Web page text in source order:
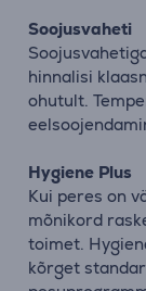
Soojusvaheti
hinnalisi
ohutult.
Hygiene Plus
Kui peres on
mõnikord
toimet.
kõrget